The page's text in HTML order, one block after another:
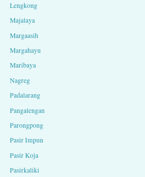
Lengkong
Majalaya
Margaasih
Margahayu
Maribaya
Nagreg
Padalarang
Pangalengan
Parongpong
Pasir Impun
Pasir Koja
Pasirkaliki